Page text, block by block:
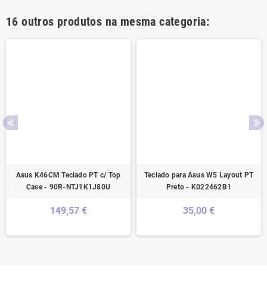
16 outros produtos na mesma categoria:
Asus K46CM Teclado PT c/ Top
Case - 90R-NTJ1K1J80U
149,57 €
Teclado para Asus W5 Layout PT
Preto - K022462B1
35,00 €